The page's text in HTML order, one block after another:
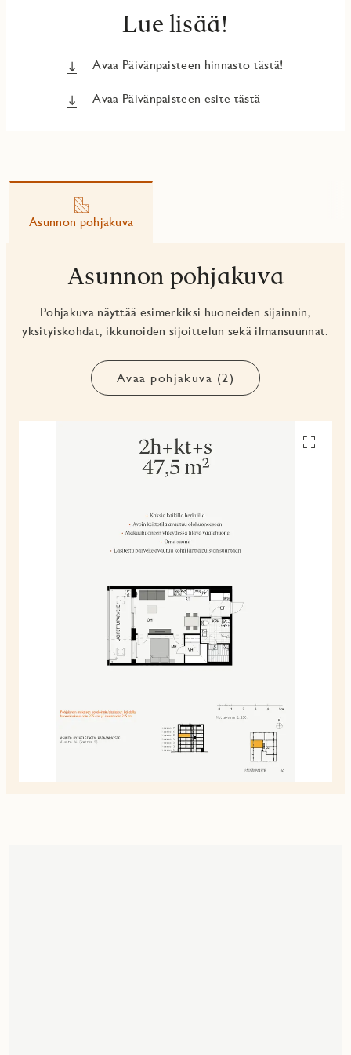
Lue lisää!
Avaa Päivänpaisteen hinnasto tästä!
Avaa Päivänpaisteen esite tästä
Asunnon pohjakuva
Asunnon pohjakuva
Pohjakuva näyttää esimerkiksi huoneiden sijainnin,
yksityiskohdat, ikkunoiden sijoittelun sekä ilmansuunnat.
Avaa pohjakuva (2)
Avaa